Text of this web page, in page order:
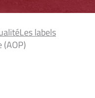
Les labels
(AOP)